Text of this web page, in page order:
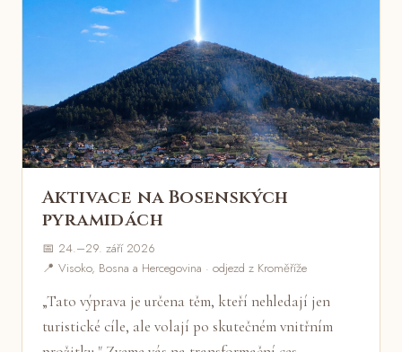
Aktivace na Bosenských
pyramidách
📅 24.–29. září 2026
📍 Visoko, Bosna a Hercegovina · odjezd z Kroměříže
„Tato výprava je určena těm, kteří nehledají jen
turistické cíle, ale volají po skutečném vnitřním